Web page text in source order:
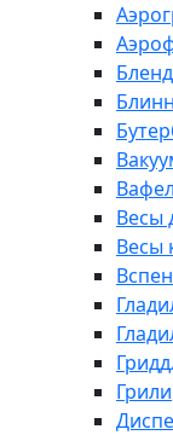
Весы
Весы
Грили